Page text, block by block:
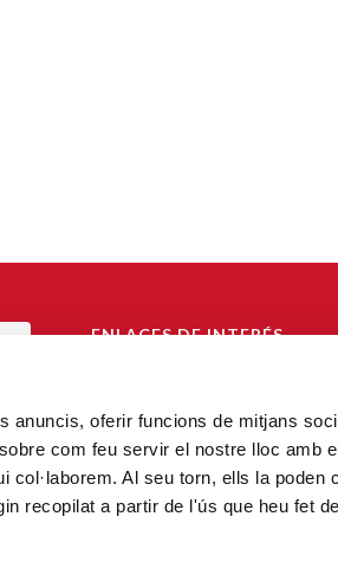
anuncis, oferir funcions de mitjans
com feu servir el nostre lloc amb
Al seu torn, ells la poden
recopilat a partir de l'ús que heu fet
ENLACES DE INTERÉS
Càritas Catalunya
FiT – Fundació Formació i Treball
Confederación Cáritas Española